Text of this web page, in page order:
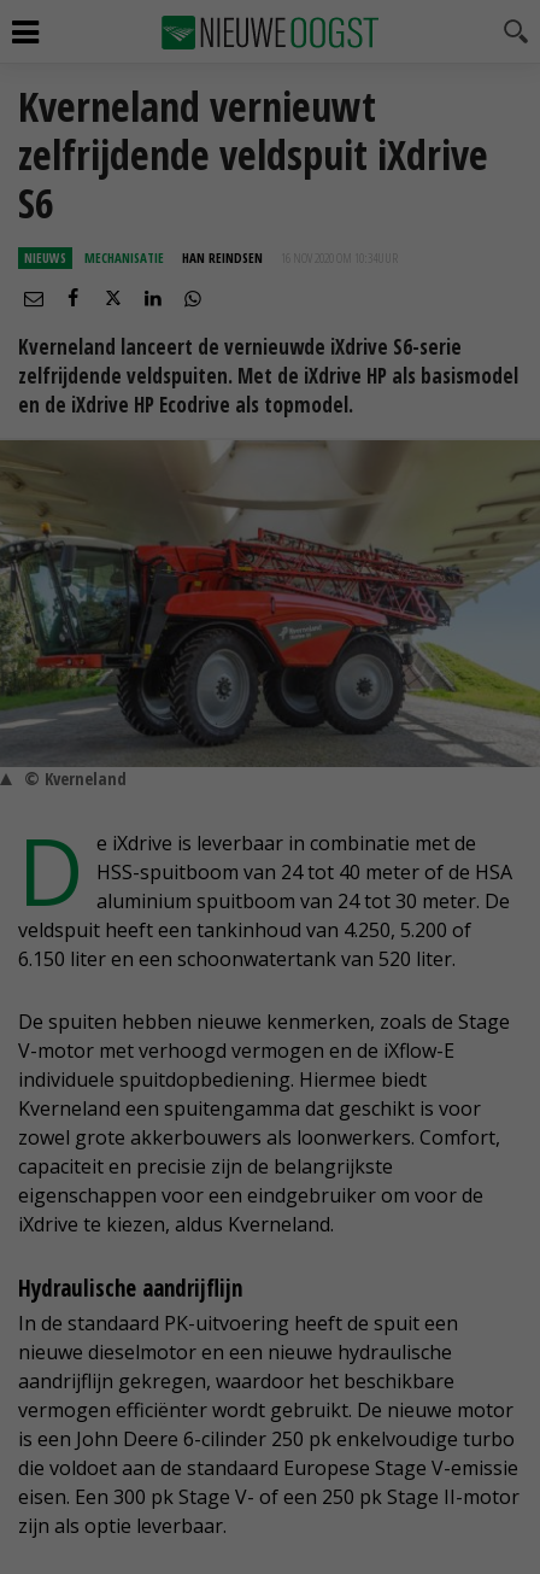
Kverneland vernieuwt
zelfrijdende veldspuit iXdrive
S6
NIEUWS MECHANISATIE HAN REINDSEN 16 NOV 2020 OM 10:34
Kverneland lanceert de vernieuwde iXdrive S6-serie
zelfrijdende veldspuiten. Met de iXdrive HP als basismodel
en de iXdrive HP Ecodrive als topmodel.
© Kverneland
D
e iXdrive is leverbaar in combinatie met de
HSS-spuitboom van 24 tot 40 meter of de HSA
aluminium spuitboom van 24 tot 30 meter. De
veldspuit heeft een tankinhoud van 4.250, 5.200 of
6.150 liter en een schoonwatertank van 520 liter.
De spuiten hebben nieuwe kenmerken, zoals de Stage
V-motor met verhoogd vermogen en de iXflow-E
individuele spuitdopbediening. Hiermee biedt
Kverneland een spuitengamma dat geschikt is voor
zowel grote akkerbouwers als loonwerkers. Comfort,
capaciteit en precisie zijn de belangrijkste
eigenschappen voor een eindgebruiker om voor de
iXdrive te kiezen, aldus Kverneland.
Hydraulische aandrijflijn
In de standaard PK-uitvoering heeft de spuit een
nieuwe dieselmotor en een nieuwe hydraulische
aandrijflijn gekregen, waardoor het beschikbare
vermogen efficiënter wordt gebruikt. De nieuwe motor
is een John Deere 6-cilinder 250 pk enkelvoudige turbo
die voldoet aan de standaard Europese Stage V-emissie
eisen. Een 300 pk Stage V- of een 250 pk Stage II-motor
zijn als optie leverbaar.